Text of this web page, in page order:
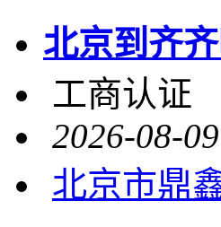
北京到齐
工商认证
2026-08-09
北京市鼎